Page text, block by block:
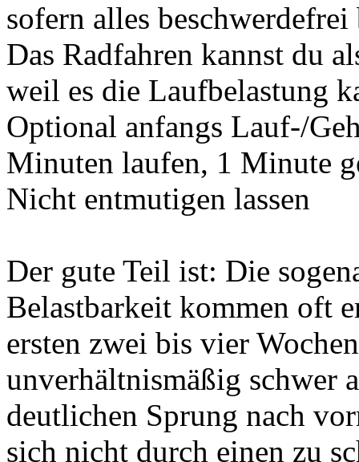
sofern alles
Das Radfahren kannst du
weil es die Laufbelastung
Optional anfangs Lauf-/
Minuten laufen, 1 Minute
Nicht entmutigen lassen
Der gute Teil ist: Die
Belastbarkeit kommen oft
ersten zwei bis vier
unverhältnismäßig schwer
deutlichen Sprung nach
sich nicht durch einen zu